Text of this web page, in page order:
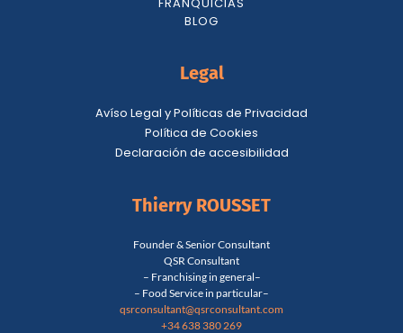
BLOG
Legal
Avíso Legal y Políticas de Privacidad
Política de Cookies
Declaración de accesibilidad
Thierry ROUSSET
Founder & Senior Consultant
QSR Consultant
– Franchising in general–
– Food Service in particular–
qsrconsultant@qsrconsultant.com
+34 638 380 269